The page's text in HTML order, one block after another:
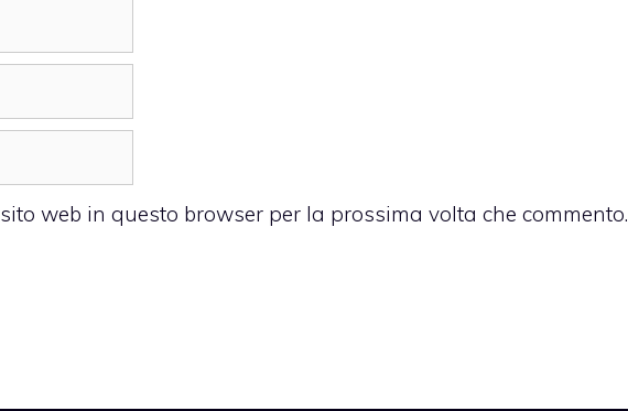
web in questo browser per la prossima volta che commento.